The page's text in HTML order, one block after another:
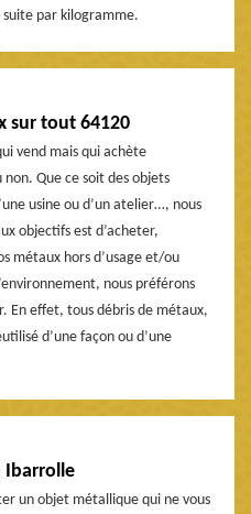
suite par kilogramme.
sur tout 64120
vend mais qui achète
Que ce soit des objets
usine ou d’un atelier…, nous
objectifs est d’acheter,
métaux hors d’usage et/ou
nous préférons
En effet, tous débris de métaux,
d’une façon ou d’une
Ibarrolle
un objet métallique qui ne vous